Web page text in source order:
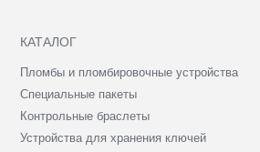
КАТАЛОГ
Пломбы и пломбировочные устройства
Специальные пакеты
Контрольные браслеты
Устройства для хранения ключей